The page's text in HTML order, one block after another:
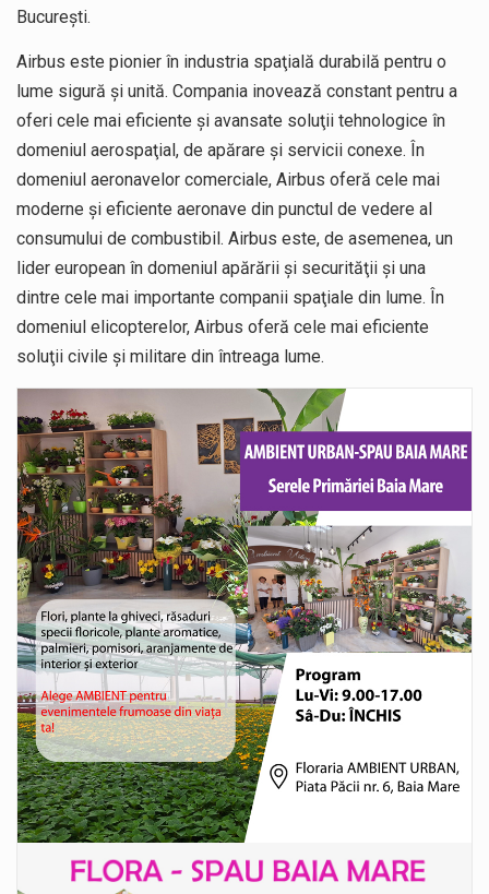
Bucureşti.
Airbus este pionier în industria spaţială durabilă pentru o
lume sigură şi unită. Compania inovează constant pentru a
oferi cele mai eficiente şi avansate soluţii tehnologice în
domeniul aerospaţial, de apărare şi servicii conexe. În
domeniul aeronavelor comerciale, Airbus oferă cele mai
moderne şi eficiente aeronave din punctul de vedere al
consumului de combustibil. Airbus este, de asemenea, un
lider european în domeniul apărării şi securităţii şi una
dintre cele mai importante companii spaţiale din lume. În
domeniul elicopterelor, Airbus oferă cele mai eficiente
soluţii civile şi militare din întreaga lume.